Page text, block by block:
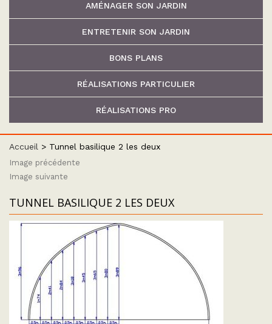
AMÉNAGER SON JARDIN
ENTRETENIR SON JARDIN
BONS PLANS
RÉALISATIONS PARTICULIER
RÉALISATIONS PRO
Accueil > Tunnel basilique 2 les deux
Image précédente
Image suivante
TUNNEL BASILIQUE 2 LES DEUX